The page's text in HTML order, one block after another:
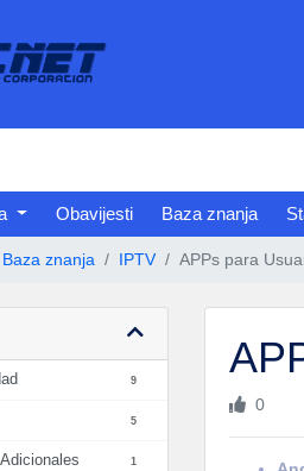
Obavijesti Baza znanja
Baza znanja IPTV APPs para
9
5
1
0